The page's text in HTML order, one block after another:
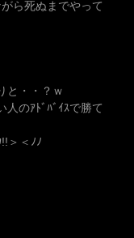
ら死ぬまでやって
と・・？ｗ
のｱﾄﾞﾊﾞｲｽで勝て
＞＜ﾉﾉ